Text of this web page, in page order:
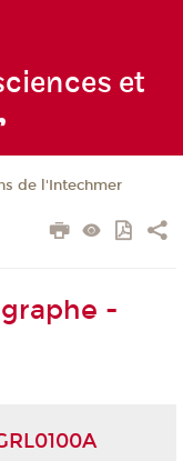
et
de l'Intechmer
-